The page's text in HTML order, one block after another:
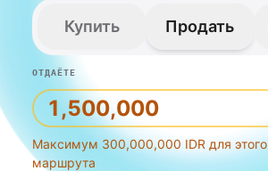
Купить Продать
ОТДАЁТЕ
Максимум 300,000,000 IDR для этого
маршрута